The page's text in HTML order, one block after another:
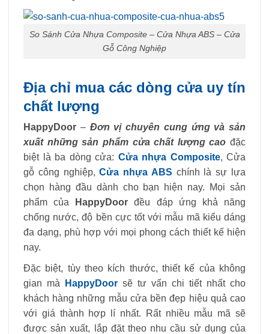
So Sánh Cửa Nhựa Composite – Cửa Nhựa ABS – Cửa
Gỗ Công Nghiệp
Địa chỉ mua các dòng cửa uy tín
chất lượng
HappyDoor – Đơn vị chuyên cung ứng và sản
xuất những sản phẩm cửa chất lượng cao đặc
biệt là ba dòng cửa: Cửa nhựa Composite, Cửa
gỗ công nghiệp,Cửa nhựa ABS chính là sự lựa
chọn hàng đầu dành cho bạn hiện nay. Mọi sản
phẩm của
HappyDoor đều đáp ứng khả năng
chống nước, độ bền cực tốt với mẫu mã kiểu dáng
đa dạng, phù hợp với mọi phong cách thiết kế hiện
nay.
Đặc biệt, tùy theo kích thước, thiết kế của không
gian mà
HappyDoor sẽ tư vấn chi tiết nhất cho
khách hàng những mẫu cửa bền đẹp hiệu quả cao
với giá thành hợp lí nhất. Rất nhiều mẫu mã sẽ
được sản xuất, lắp đặt theo nhu cầu sử dụng của